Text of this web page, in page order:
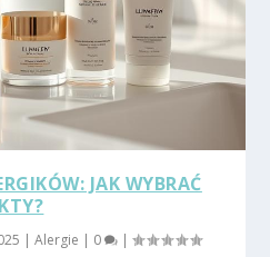
JAK WYBRAĆ
|Alergie | 0 |